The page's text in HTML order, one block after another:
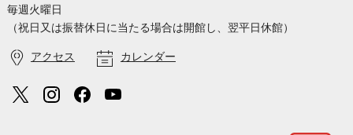
毎週火曜日
（祝日又は振替休日に当たる場合は開館し、翌平日休館）
アクセス カレンダー